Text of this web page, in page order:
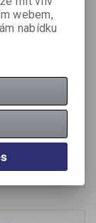
A4 plastový
P+P
DPH:)
Koupit
webem,
nabídku